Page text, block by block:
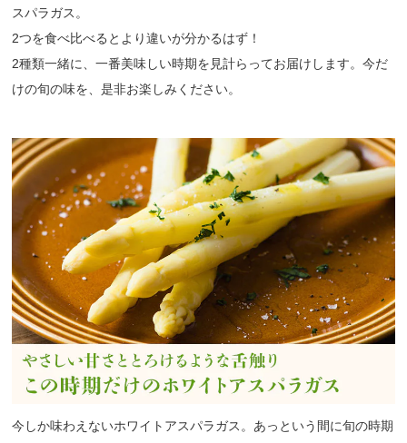
スパラガス。
2つを食べ比べるとより違いが分かるはず！
2種類一緒に、一番美味しい時期を見計らってお届けします。今だ
けの旬の味を、是非お楽しみください。
今しか味わえないホワイトアスパラガス。あっという間に旬の時期